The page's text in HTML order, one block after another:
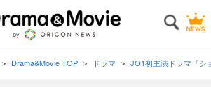
Drama&Movie TOP ドラマ JO1初主演ドラマ『シ